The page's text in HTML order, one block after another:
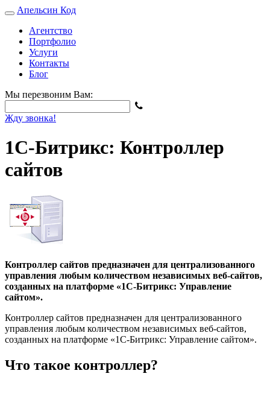
Апельсин Код
Агентство
Портфолио
Услуги
Контакты
Блог
Мы перезвоним Вам:
Жду звонка!
1С-Битрикс: Контроллер
сайтов
Контроллер сайтов предназначен для централизованного
управления любым количеством независимых веб-сайтов,
созданных на платформе «1С-Битрикс: Управление
сайтом».
Контроллер сайтов предназначен для централизованного
управления любым количеством независимых веб-сайтов,
созданных на платформе «1С-Битрикс: Управление сайтом».
Что такое контроллер?